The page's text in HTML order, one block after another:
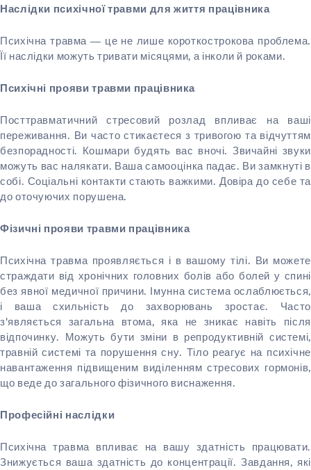
Наслідки психічної травми для життя працівника
Психічна травма — це не лише короткострокова проблема.
Її наслідки можуть тривати місяцями, а інколи й роками.
Психічні прояви травми працівника
Посттравматичний стресовий розлад впливає на ваші
переживання. Ви часто стикаєтеся з тривогою та відчуттям
безпорадності. Кошмари будять вас вночі. Звичайні звуки
можуть вас налякати. Ваша самооцінка падає. Ви замкнуті в
собі. Соціальні контакти стають важкими. Довіра до себе та
до оточуючих порушена.
Фізичні прояви травми працівника
Психічна травма проявляється і в вашому тілі. Ви можете
страждати від хронічних головних болів або болей у спині
без явної медичної причини. Імунна система ослаблюється,
і ваша схильність до захворювань зростає. Часто
з'являється загальна втома, яка не зникає навіть після
відпочинку. Можуть бути зміни в репродуктивній системі,
травній системі та порушення сну. Тіло реагує на психічне
навантаження підвищеним виділенням стресових гормонів,
що веде до загального фізичного виснаження.
Професійні наслідки
Психічна травма впливає на вашу здатність працювати.
Знижується ваша здатність до концентрації. Завдання, які